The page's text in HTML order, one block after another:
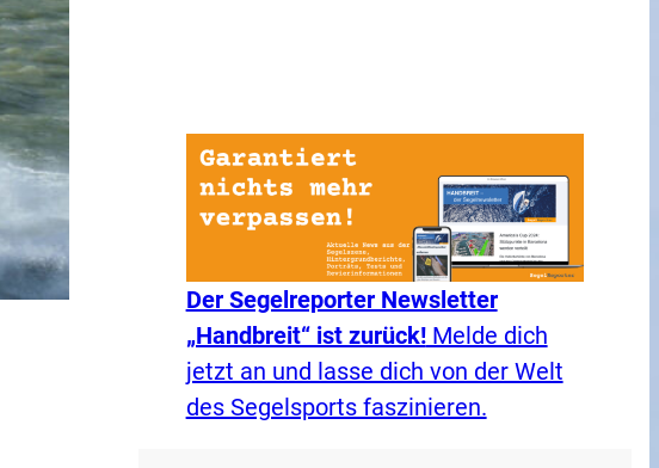
Der Segelreporter Newsletter
„Handbreit“ ist zurück!Melde dich
jetzt an und lasse dich von der Welt
des Segelsports faszinieren.